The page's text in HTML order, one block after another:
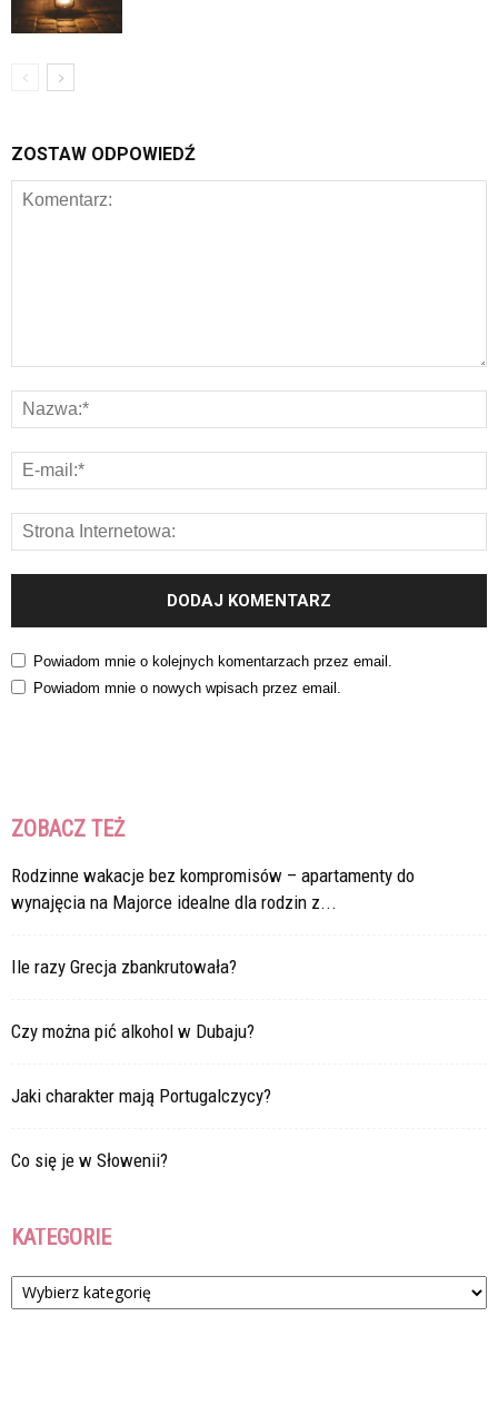
ZOSTAW ODPOWIEDŹ
Powiadom mnie o kolejnych komentarzach przez email.
Powiadom mnie o nowych wpisach przez email.
ZOBACZ TEŻ
Rodzinne wakacje bez kompromisów – apartamenty do
wynajęcia na Majorce idealne dla rodzin z...
Ile razy Grecja zbankrutowała?
Czy można pić alkohol w Dubaju?
Jaki charakter mają Portugalczycy?
Co się je w Słowenii?
KATEGORIE
Kategorie